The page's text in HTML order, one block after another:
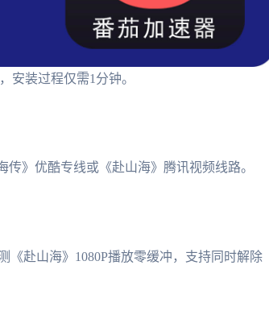
安装过程仅需1分钟。
》优酷专线或《赴山海》腾讯视频线路。
赴山海》1080P播放零缓冲，支持同时解除